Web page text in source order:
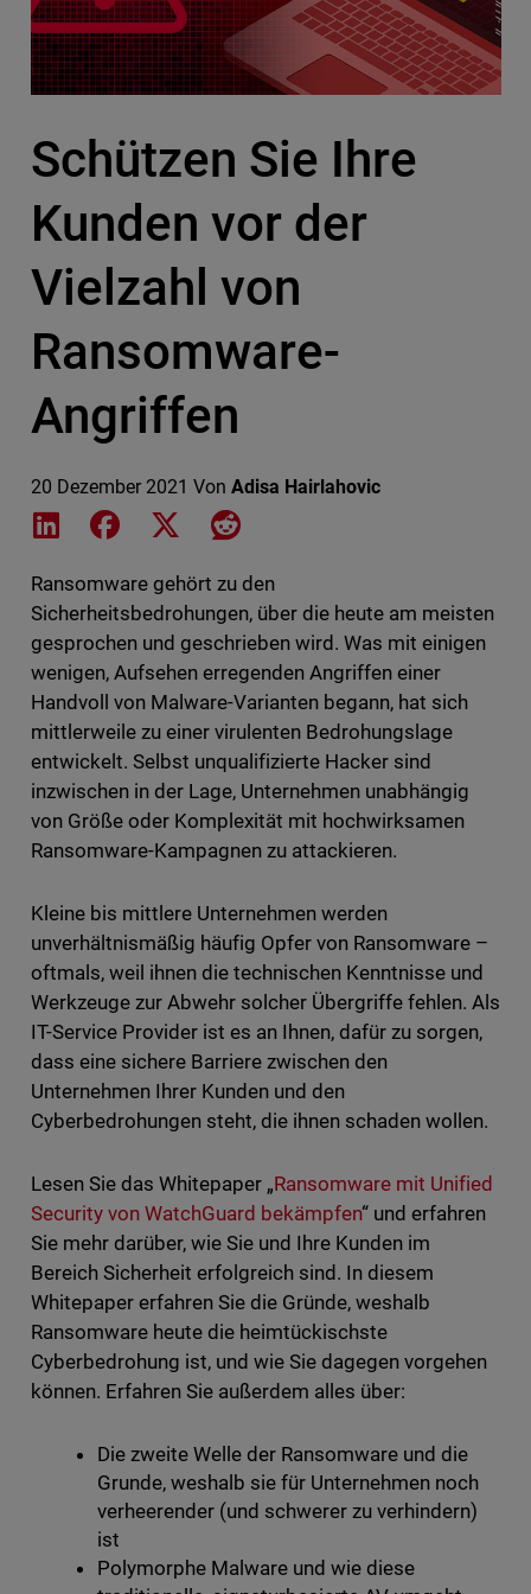
Schützen Sie Ihre
Kunden vor der
Vielzahl von
Ransomware-
Angriffen
20 Dezember 2021 Von Adisa Hairlahovic
Share on LinkedIn
Share on Facebook
Share on XShare on Reddit
Ransomware gehört zu den
Sicherheitsbedrohungen, über die heute am meisten
gesprochen und geschrieben wird. Was mit einigen
wenigen, Aufsehen erregenden Angriffen einer
Handvoll von Malware-Varianten begann, hat sich
mittlerweile zu einer virulenten Bedrohungslage
entwickelt. Selbst unqualifizierte Hacker sind
inzwischen in der Lage, Unternehmen unabhängig
von Größe oder Komplexität mit hochwirksamen
Ransomware-Kampagnen zu attackieren.
Kleine bis mittlere Unternehmen werden
unverhältnismäßig häufig Opfer von Ransomware –
oftmals, weil ihnen die technischen Kenntnisse und
Werkzeuge zur Abwehr solcher Übergriffe fehlen. Als
IT-Service Provider ist es an Ihnen, dafür zu sorgen,
dass eine sichere Barriere zwischen den
Unternehmen Ihrer Kunden und den
Cyberbedrohungen steht, die ihnen schaden wollen.
Lesen Sie das Whitepaper „Ransomware mit Unified
Security von WatchGuard bekämpfen“ und erfahren
Sie mehr darüber, wie Sie und Ihre Kunden im
Bereich Sicherheit erfolgreich sind. In diesem
Whitepaper erfahren Sie die Gründe, weshalb
Ransomware heute die heimtückischste
Cyberbedrohung ist, und wie Sie dagegen vorgehen
können. Erfahren Sie außerdem alles über:
Die zweite Welle der Ransomware und die
Grunde, weshalb sie für Unternehmen noch
verheerender (und schwerer zu verhindern)
ist
Polymorphe Malware und wie diese